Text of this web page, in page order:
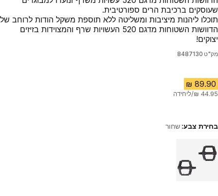
שעוסקים ברכיבת הרים ספורטיבית.
תוכלו ליהנות מיציבות ומשליטה ללא תוספת משקל הודות לרוחב של
הדוושות השטוחות מדגם 520 העשויות שרף והמצוידות בזיזים
יצוקים!
מק"ט 8487130
בחירת צבע:שחור
Choose a variant